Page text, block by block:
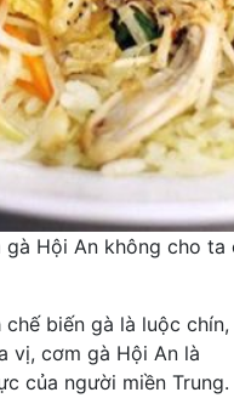
Hội An không cho
biến gà là luộc chín,
vị, cơm gà Hội An là
của người miền Trung.